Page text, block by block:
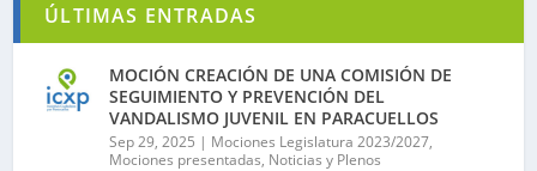
ÚLTIMAS ENTRADAS
MOCIÓN CREACIÓN DE UNA COMISIÓN DE
SEGUIMIENTO Y PREVENCIÓN DEL
VANDALISMO JUVENIL EN PARACUELLOS
Sep 29, 2025 | Mociones Legislatura 2023/2027,
Mociones presentadas, Noticias y Plenos